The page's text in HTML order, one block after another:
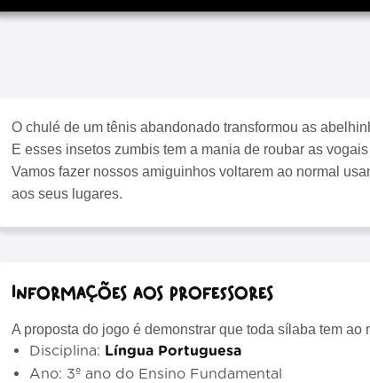
O chulé de um tênis abandonado transformou as
E esses insetos zumbis tem a mania de roubar as
Vamos fazer nossos amiguinhos voltarem ao normal
aos seus lugares.
Informações aos professores
A proposta do jogo é demonstrar que toda sílaba tem ao
Disciplina: Língua Portuguesa
Ano: 3º ano do Ensino Fundamental